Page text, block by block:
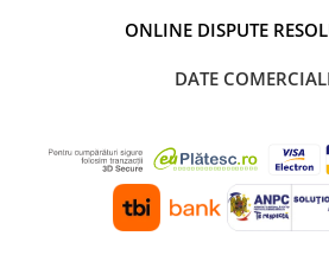
ONLINE DISPUTE
DATE